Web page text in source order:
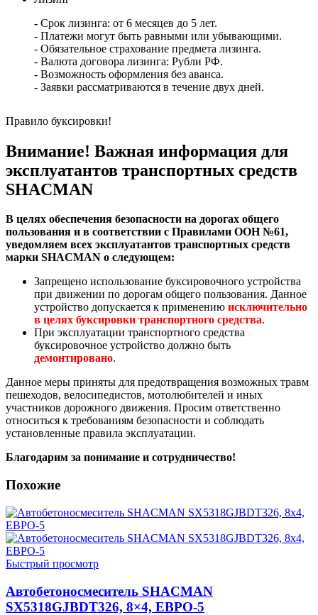
- Срок лизинга: от 6 месяцев до 5 лет.
- Платежи могут быть равными или убывающими.
- Обязательное страхование предмета лизинга.
- Валюта договора лизинга: Рубли РФ.
- Возможность оформления без аванса.
- Заявки рассматриваются в течение двух дней.
Правило буксировки!
Внимание! Важная информация для
эксплуатантов транспортных средств
SHACMAN
В целях обеспечения безопасности на дорогах общего
пользования и в соответствии с Правилами ООH №61,
уведомляем всех эксплуатантов транспортных средств
марки SHACMAN о следующем:
Запрещено использование буксировочного устройства
при движении по дорогам общего пользования. Данное
устройство допускается к применению исключительно
в целях буксировки транспортного средства.
При эксплуатации транспортного средства
буксировочное устройство должно быть
демонтировано.
Данное меры приняты для предотвращения возможных травм
пешеходов, велосипедистов, мотолюбителей и иных
участников дорожного движения. Просим ответственно
относиться к требованиям безопасности и соблюдать
установленные правила эксплуатации.
Благодарим за понимание и сотрудничество!
Похожие
Быстрый просмотр
Автобетоносмеситель SHACMAN
SX5318GJBDT326, 8×4, ЕВРО-5